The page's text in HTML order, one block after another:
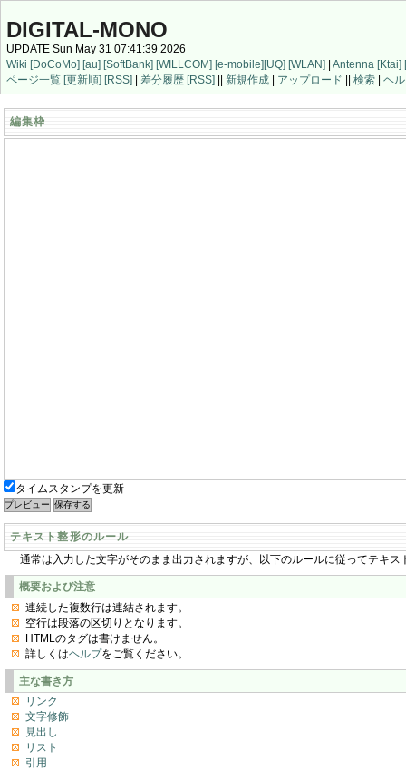
DIGITAL-MONO
UPDATE Sun May 31 07:41:39 2026
Wiki [DoCoMo] [au] [SoftBank] [WILLCOM] [e-mobile][UQ] [WLAN] | Antenna [Ktai]
ページ一覧 [更新順] [RSS] | 差分履歴 [RSS] || 新規作成 | アップロード || 検索 | ヘ
編集枠
タイムスタンプを更新
テキスト整形のルール
通常は入力した文字がそのまま出力されますが、以下のルールに従ってテキス
概要および注意
連続した複数行は連結されます。
空行は段落の区切りとなります。
HTMLのタグは書けません。
詳しくはヘルプをご覧ください。
主な書き方
リンク
文字修飾
見出し
リスト
引用